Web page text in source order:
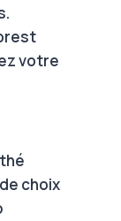
votre
choix